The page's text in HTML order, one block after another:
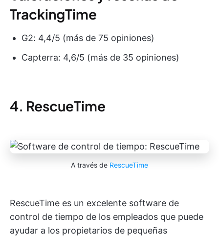
TrackingTime
G2: 4,4/5 (más de 75 opiniones)
Capterra: 4,6/5 (más de 35 opiniones)
4. RescueTime
A través de RescueTime
RescueTime es un excelente software de
control de tiempo de los empleados que puede
ayudar a los propietarios de pequeñas